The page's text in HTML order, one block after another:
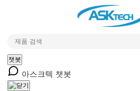
챗봇
아스크텍 챗봇